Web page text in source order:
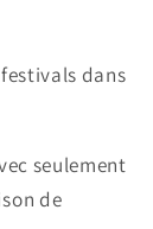
dans
seulement
de